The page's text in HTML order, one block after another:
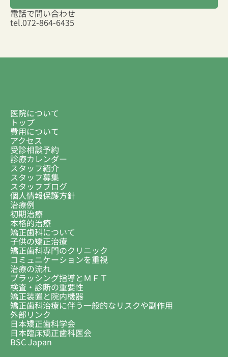
電話で問い合わせ
tel.072-864-6435
医院について
トップ
費用について
アクセス
受診相談予約
診療カレンダー
スタッフ紹介
スタッフ募集
スタッフブログ
個人情報保護方針
治療例
初期治療
本格的治療
矯正歯科について
子供の矯正治療
矯正歯科専門のクリニック
コミュニケーションを重視
治療の流れ
ブラッシング指導とＭＦＴ
検査・診断の重要性
矯正装置と院内機器
矯正歯科治療に伴う一般的なリスクや副作用
外部リンク
日本矯正歯科学会
日本臨床矯正歯科医会
BSC Japan